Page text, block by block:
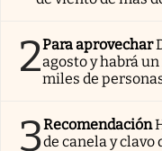
2Para aprovechar
agosto y habrá
miles de
3Recomendación
de canela y